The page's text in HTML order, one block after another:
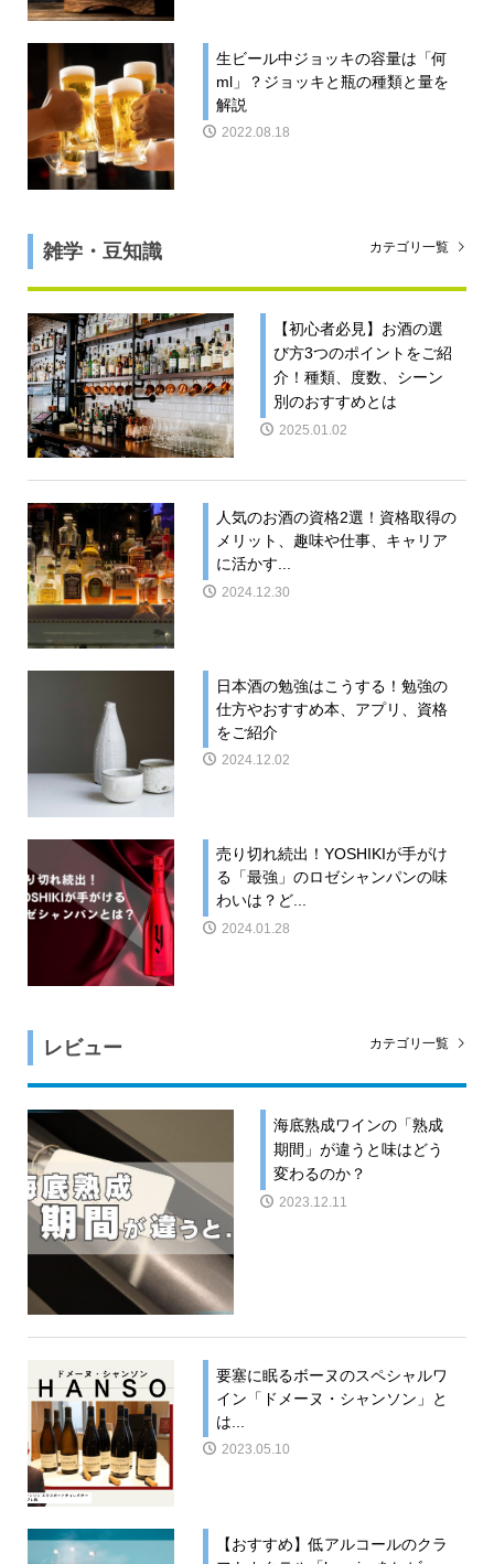
生ビール中ジョッキの容量は「何
ml」？ジョッキと瓶の種類と量を
解説
2022.08.18
雑学・豆知識 カテゴリ一覧
【初心者必見】お酒の選
び方3つのポイントをご紹
介！種類、度数、シーン
別のおすすめとは
2025.01.02
人気のお酒の資格2選！資格取得の
メリット、趣味や仕事、キャリア
に活かす...
2024.12.30
日本酒の勉強はこうする！勉強の
仕方やおすすめ本、アプリ、資格
をご紹介
2024.12.02
売り切れ続出！YOSHIKIが手がけ
る「最強」のロゼシャンパンの味
わいは？ど...
2024.01.28
レビュー カテゴリ一覧
海底熟成ワインの「熟成
期間」が違うと味はどう
変わるのか？
2023.12.11
要塞に眠るボーヌのスペシャルワ
イン「ドメーヌ・シャンソン」と
は...
2023.05.10
【おすすめ】低アルコールのクラ